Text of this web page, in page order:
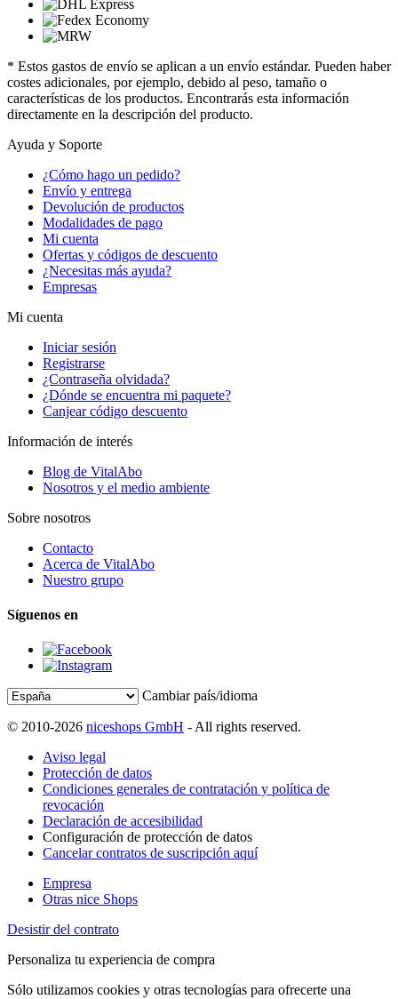
* Estos gastos de envío se aplican a un envío estándar. Pueden haber
costes adicionales, por ejemplo, debido al peso, tamaño o
características de los productos. Encontrarás esta información
directamente en la descripción del producto.
Ayuda y Soporte
¿Cómo hago un pedido?
Envío y entrega
Devolución de productos
Modalidades de pago
Mi cuenta
Ofertas y códigos de descuento
¿Necesitas más ayuda?
Empresas
Mi cuenta
Iniciar sesión
Registrarse
¿Contraseña olvidada?
¿Dónde se encuentra mi paquete?
Canjear código descuento
Información de interés
Blog de VitalAbo
Nosotros y el medio ambiente
Sobre nosotros
Contacto
Acerca de VitalAbo
Nuestro grupo
Síguenos en
Cambiar país/idioma
© 2010-2026 niceshops GmbH - All rights reserved.
Aviso legal
Protección de datos
Condiciones generales de contratación y política de
revocación
Declaración de accesibilidad
Configuración de protección de datos
Cancelar contratos de suscripción aquí
Empresa
Otras nice Shops
Desistir del contrato
Personaliza tu experiencia de compra
Sólo utilizamos cookies y otras tecnologías para ofrecerte una